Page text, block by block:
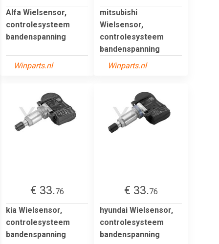
Alfa Wielsensor,
controlesysteem
bandenspanning
Winparts.nl
mitsubishi
Wielsensor,
controlesysteem
bandenspanning
Winparts.nl
€ 33.76
kia Wielsensor,
controlesysteem
bandenspanning
€ 33.76
hyundai Wielsensor,
controlesysteem
bandenspanning